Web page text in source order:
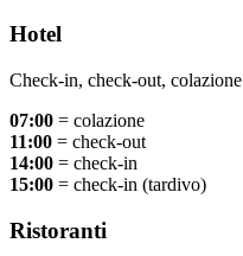
Hotel
Check-in, check-out, colazione
07:00 = colazione
11:00 = check-out
14:00 = check-in
15:00 = check-in (tardivo)
Ristoranti